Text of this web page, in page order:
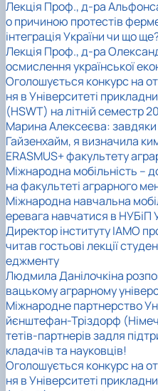
Лекція Проф., д-ра
о причиною протестів
інтеграція України чи що
Лекція Проф., д-ра
осмислення української
Оголошується конкурс на
ня в Університеті
(HSWT) на літній семестр
Марина Алексеєва: завдяки
Гайзенхайм, я визначила
ERASMUS+ факультету
Міжнародна мобільність –
на факультеті аграрного
Міжнародна навчальна
еревага навчатися в НУБіП
Директор інституту ІАМО
читав гостьові лекції
еджменту
Людмила Данілочкіна
вацькому аграрному
Міжнародне партнерство
йєнштефан-Тріздорф
тетів-партнерів задля
кладачів та науковців!
Оголошується конкурс на
ня в Університеті